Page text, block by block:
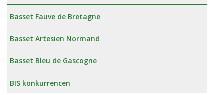
Basset Fauve de Bretagne
Basset Artesien Normand
Basset Bleu de Gascogne
BIS konkurrencen